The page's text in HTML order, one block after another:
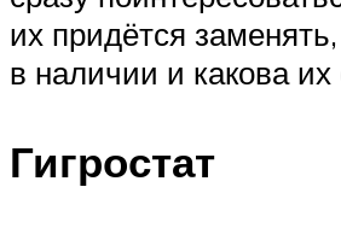
их придётся
в наличии и какова их
Гигростат